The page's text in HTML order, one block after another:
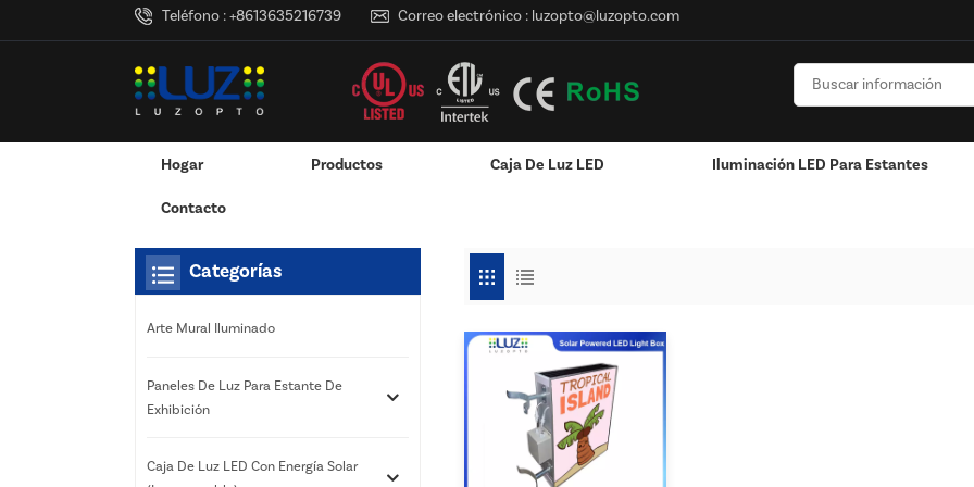
Teléfono :+8613635216739 Correo electrónico : luzopto@luzopto.com
Hogar Productos Caja De Luz LED Iluminación LED Para Estantes
Contacto
Categorías
Arte Mural Iluminado
Paneles De Luz Para Estante De
Exhibición
Caja De Luz LED Con Energía Solar